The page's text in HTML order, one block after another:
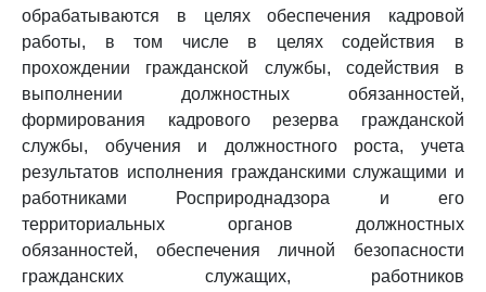
обрабатываются в целях обеспечения кадровой
работы, в том числе в целях содействия в
прохождении гражданской службы, содействия в
выполнении должностных обязанностей,
формирования кадрового резерва гражданской
службы, обучения и должностного роста, учета
результатов исполнения гражданскими служащими и
работниками Росприроднадзора и его
территориальных органов должностных
обязанностей, обеспечения личной безопасности
гражданских служащих, работников